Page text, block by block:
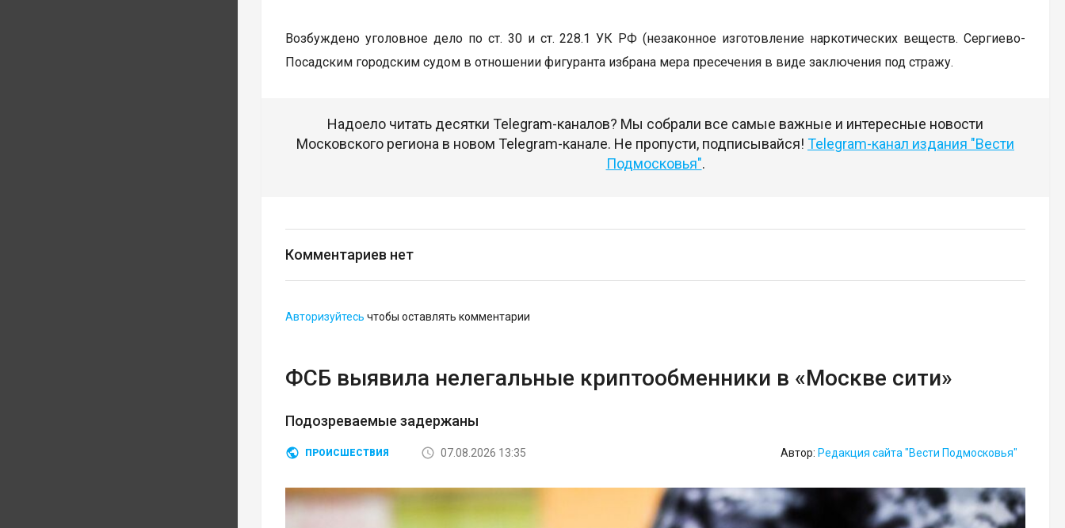
Возбуждено уголовное дело по ст. 30 и ст. 228.1 УК РФ (незаконное изготовление наркотических веществ. Сергиево-
Посадским городским судом в отношении фигуранта избрана мера пресечения в виде заключения под стражу.
Надоело читать десятки Telegram-каналов? Мы собрали все самые важные и интересные новости
Московского региона в новом Telegram-канале. Не пропусти, подписывайся! Telegram-канал издания "Вести
Подмосковья".
Комментариев нет
Авторизуйтесь чтобы оставлять комментарии
ФСБ выявила нелегальные криптообменники в «Москве сити»
Подозреваемые задержаны
ПРОИСШЕСТВИЯ 07.08.2026 13:35 Автор: Редакция сайта "Вести Подмосковья"